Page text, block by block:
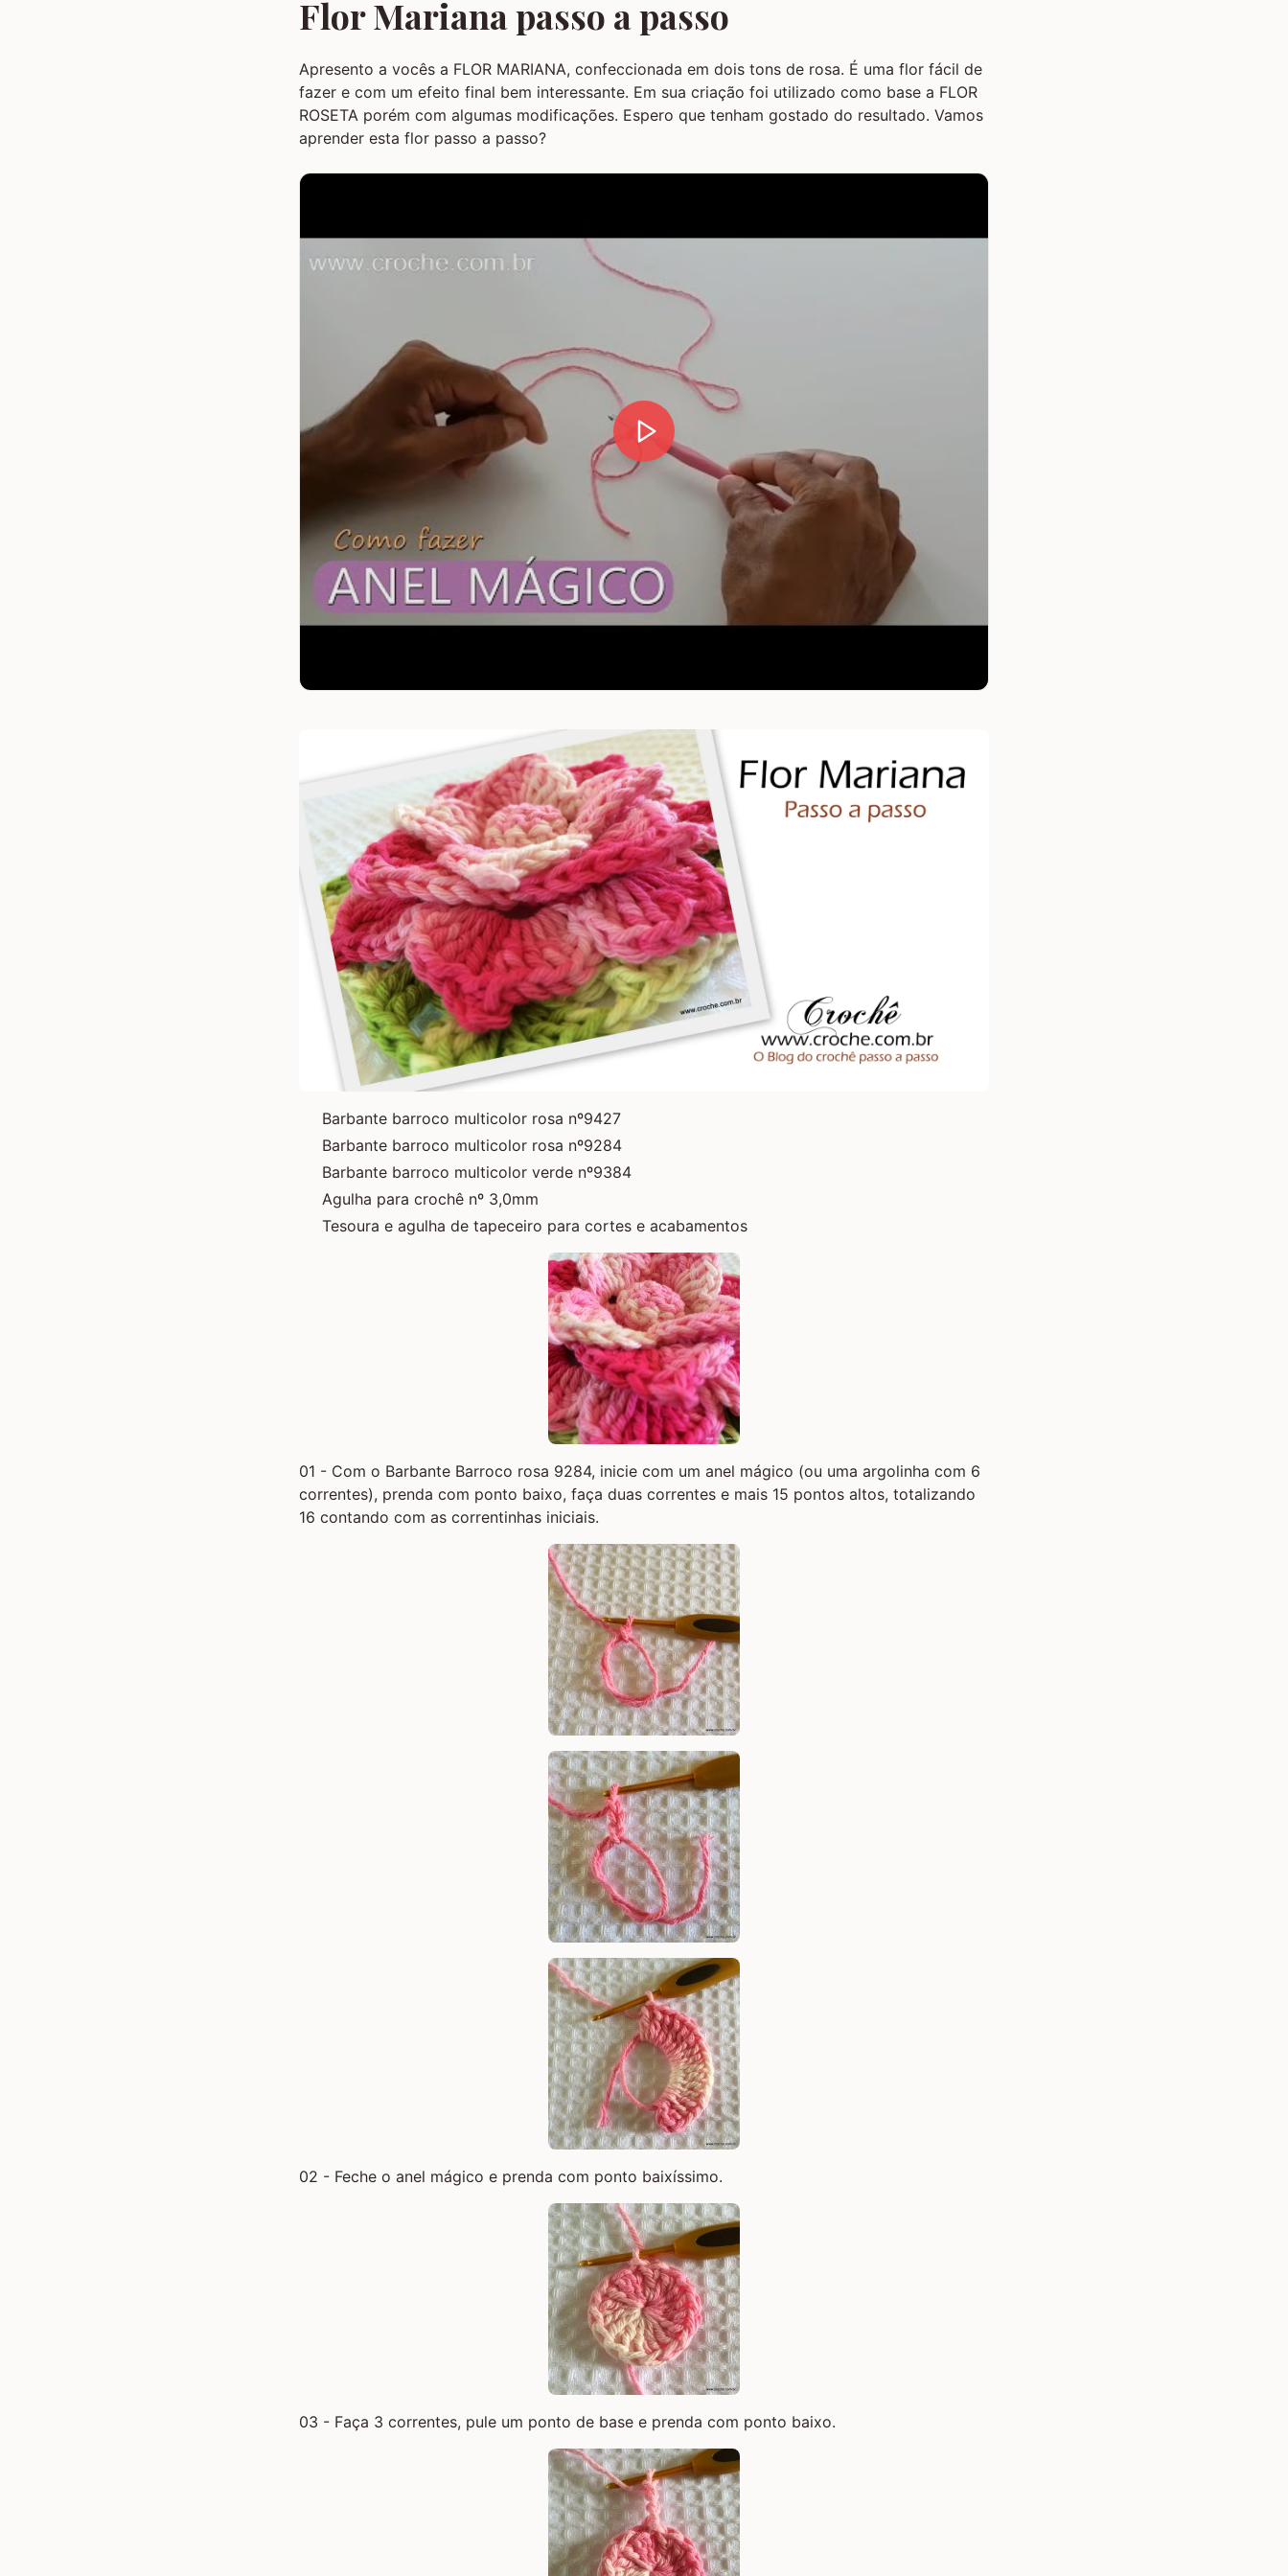
Flor Mariana passo a passo
Apresento a vocês a FLOR MARIANA, confeccionada em dois tons de rosa. É uma flor fácil de
fazer e com um efeito final bem interessante. Em sua criação foi utilizado como base a FLOR
ROSETA porém com algumas modificações. Espero que tenham gostado do resultado. Vamos
aprender esta flor passo a passo?
Barbante barroco multicolor rosa nº9427
Barbante barroco multicolor rosa nº9284
Barbante barroco multicolor verde nº9384
Agulha para crochê nº 3,0mm
Tesoura e agulha de tapeceiro para cortes e acabamentos
01 - Com o Barbante Barroco rosa 9284, inicie com um anel mágico (ou uma argolinha com 6
correntes), prenda com ponto baixo, faça duas correntes e mais 15 pontos altos, totalizando
16 contando com as correntinhas iniciais.
02 - Feche o anel mágico e prenda com ponto baixíssimo.
03 - Faça 3 correntes, pule um ponto de base e prenda com ponto baixo.